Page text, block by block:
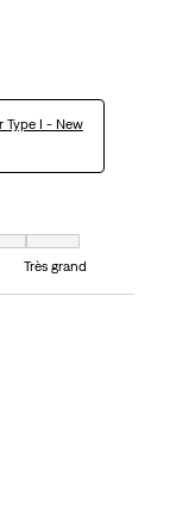
Type I - New
égal à Très grand
Très grand